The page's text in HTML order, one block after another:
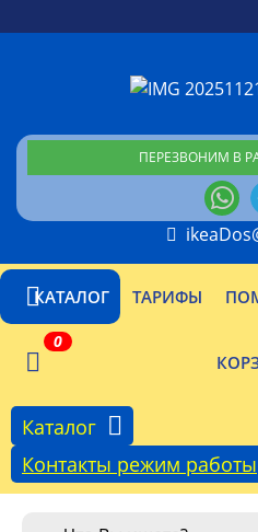
ПЕРЕЗВОНИМ В
КАТАЛОГ ТАРИФЫ
0
Каталог
Контакты режим работы